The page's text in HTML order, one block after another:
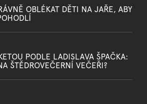
OBLÉKAT DĚTI NA JAŘE, ABY
PODLE LADISLAVA ŠPAČKA:
ŠTĚDROVEČERNÍ VEČEŘI?